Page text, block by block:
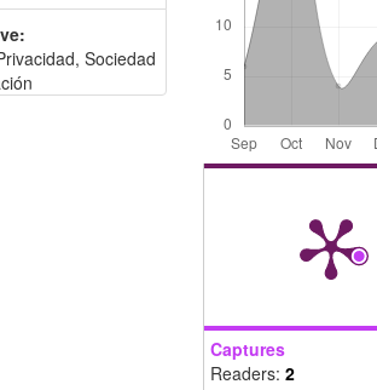
Sociedad
Captures
Readers:2